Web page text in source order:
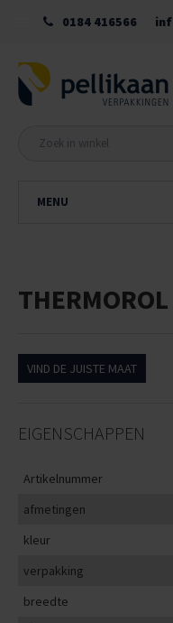
0184 416566
MENU
VIND DE JUISTE MAAT
EIGENSCHAPPEN
Artikelnummer
afmetingen
kleur
verpakking
breedte